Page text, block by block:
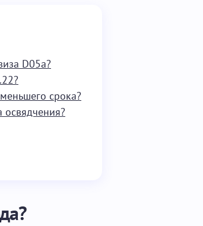
D05a?
срока?